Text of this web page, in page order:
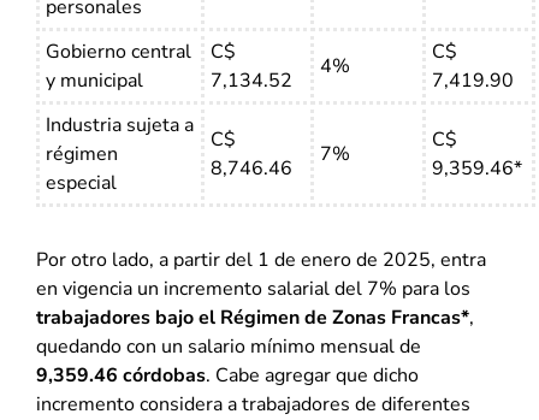
personales
Gobierno central
y municipal
C$
7,134.52
4%
C$
7,419.90
Industria sujeta a
régimen
especial
C$
8,746.46
7%
C$
9,359.46*
Por otro lado, a partir del 1 de enero de 2025, entra
en vigencia un incremento salarial del 7% para los
trabajadores bajo el Régimen de Zonas Francas*,
quedando con un salario mínimo mensual de
9,359.46 córdobas. Cabe agregar que dicho
incremento considera a trabajadores de diferentes